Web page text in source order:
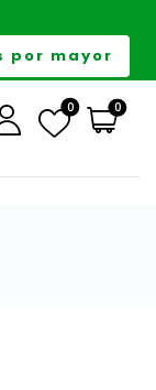
por mayor
0 0